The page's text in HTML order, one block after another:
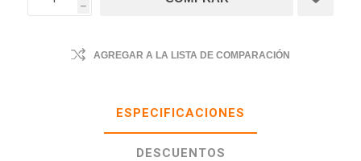
h
AGREGAR A LA LISTA DE COMPARACIÓN
ESPECIFICACIONES
DESCUENTOS